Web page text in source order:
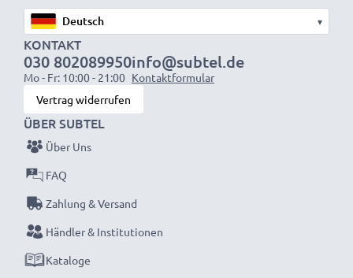
System: Bajonettverschluss
★ 3 Jahre Garantie ★
Als internationaler Fachhändler seit 2004 wissen wir,
worauf es bei hochwertigen Produkten ankommt.
Darum gewähren wir Ihnen eine 36 monatige
Garantie!
▾
KONTAKT
030 802089950
Mo - Fr: 10:00 - 21:00
info@subtel.de
Kontaktformular
Vertrag widerrufen
ÜBER SUBTEL
Über Uns
FAQ
Zahlung & Versand
Händler & Institutionen
Kataloge